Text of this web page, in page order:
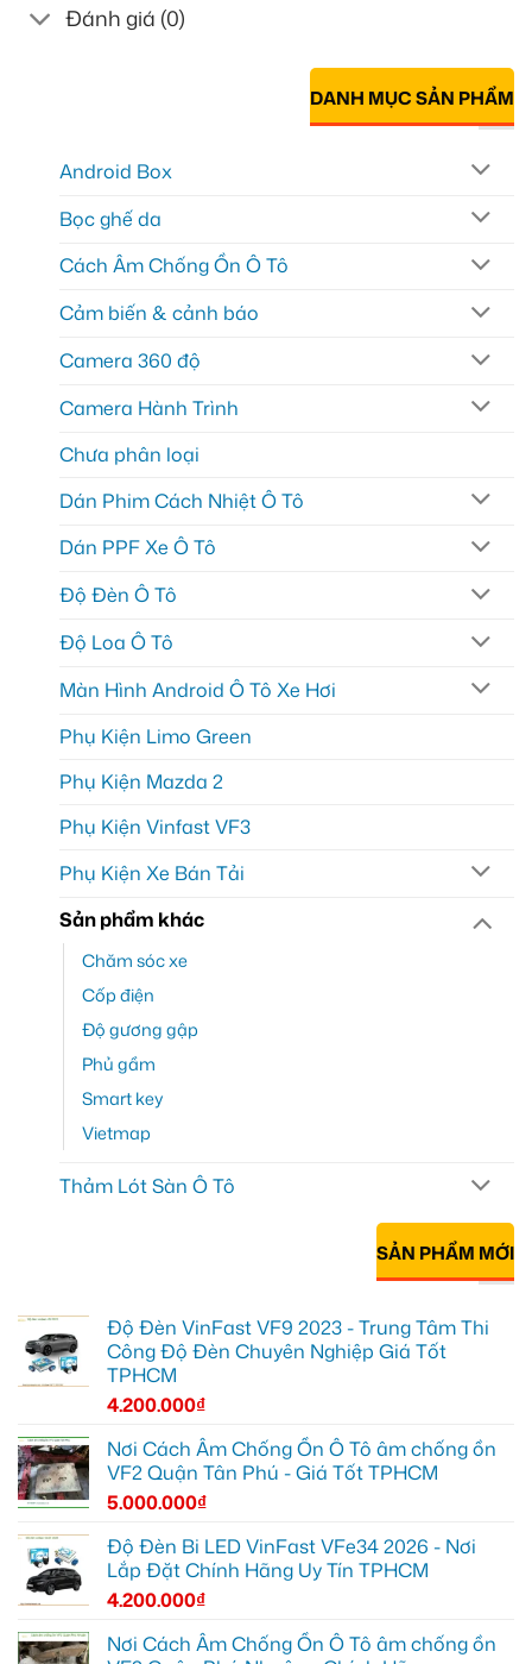
Đánh giá (0)
DANH MỤC SẢN PHẨM
Android Box
Bọc ghế da
Cách Âm Chống Ồn Ô Tô
Cảm biến & cảnh báo
Camera 360 độ
Camera Hành Trình
Chưa phân loại
Dán Phim Cách Nhiệt Ô Tô
Dán PPF Xe Ô Tô
Độ Đèn Ô Tô
Độ Loa Ô Tô
Màn Hình Android Ô Tô Xe Hơi
Phụ Kiện Limo Green
Phụ Kiện Mazda 2
Phụ Kiện Vinfast VF3
Phụ Kiện Xe Bán Tải
Sản phẩm khác
Chăm sóc xe
Cốp điện
Độ gương gập
Phủ gầm
Smart key
Vietmap
Thảm Lót Sàn Ô Tô
SẢN PHẨM MỚI
Độ Đèn VinFast VF9 2023 - Trung Tâm Thi
Công Độ Đèn Chuyên Nghiệp Giá Tốt
TPHCM
4.200.000₫
Nơi Cách Âm Chống Ồn Ô Tô âm chống ồn
VF2 Quận Tân Phú - Giá Tốt TPHCM
5.000.000₫
Độ Đèn Bi LED VinFast VFe34 2026 - Nơi
Lắp Đặt Chính Hãng Uy Tín TPHCM
4.200.000₫
Nơi Cách Âm Chống Ồn Ô Tô âm chống ồn